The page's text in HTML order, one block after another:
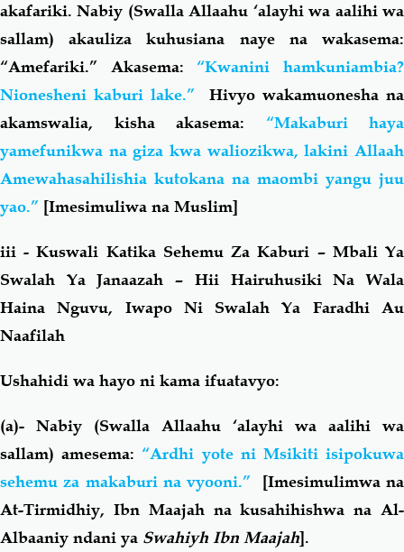
akafariki. Nabiy (Swalla Allaahu ‘alayhi wa aalihi wa
sallam) akauliza kuhusiana naye na wakasema:
“Amefariki.” Akasema: “Kwanini hamkuniambia?
Nionesheni kaburi lake.” Hivyo wakamuonesha na
akamswalia, kisha akasema: “Makaburi haya
yamefunikwa na giza kwa waliozikwa, lakini Allaah
Amewahasahilishia kutokana na maombi yangu juu
yao.” [Imesimuliwa na Muslim]
iii - Kuswali Katika Sehemu Za Kaburi – Mbali Ya
Swalah Ya Janaazah – Hii Hairuhusiki Na Wala
Haina Nguvu, Iwapo Ni Swalah Ya Faradhi Au
Naafilah
Ushahidi wa hayo ni kama ifuatavyo:
(a)- Nabiy (Swalla Allaahu ‘alayhi wa aalihi wa
sallam) amesema: “Ardhi yote ni Msikiti isipokuwa
sehemu za makaburi na vyooni.”
[Imesimulimwa na
At-Tirmidhiy, Ibn Maajah na kusahihishwa na Al-
Albaaniy ndani ya Swahiyh Ibn Maajah].